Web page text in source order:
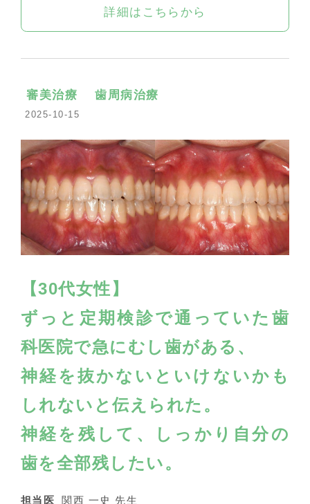
詳細はこちらから
審美治療 歯周病治療
2025-10-15
【30代女性】
ずっと定期検診で通っていた歯
科医院で急にむし歯がある、
神経を抜かないといけないかも
しれないと伝えられた。
神経を残して、しっかり自分の
歯を全部残したい。
担当医 関西 一史 先生